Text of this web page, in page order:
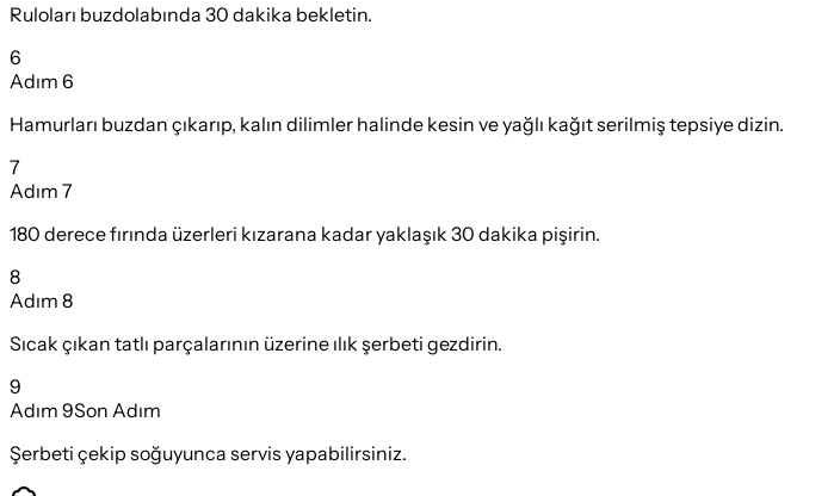
Ruloları buzdolabında 30 dakika bekletin.
6
Adım 6
Hamurları buzdan çıkarıp, kalın dilimler halinde kesin ve yağlı kağıt serilmiş tepsiye dizin.
7
Adım 7
180 derece fırında üzerleri kızarana kadar yaklaşık 30 dakika pişirin.
8
Adım 8
Sıcak çıkan tatlı parçalarının üzerine ılık şerbeti gezdirin.
9
Adım 9Son Adım
Şerbeti çekip soğuyunca servis yapabilirsiniz.